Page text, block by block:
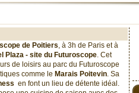
de Poitiers, à 3h de Paris et à
Plaza - site du Futuroscope. Cet
de loisirs au parc du Futuroscope
comme le Marais Poitevin. Sa
en font un lieu de détente idéal.